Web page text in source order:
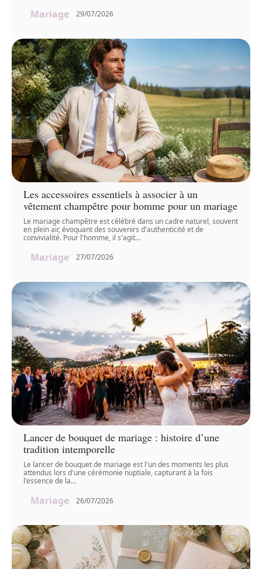
Mariage 29/07/2026
Les accessoires essentiels à associer à un
vêtement champêtre pour homme pour un mariage
Le mariage champêtre est célébré dans un cadre naturel, souvent
en plein air, évoquant des souvenirs d'authenticité et de
convivialité. Pour l'homme, il s'agit…
Mariage 27/07/2026
Lancer de bouquet de mariage : histoire d’une
tradition intemporelle
Le lancer de bouquet de mariage est l'un des moments les plus
attendus lors d'une cérémonie nuptiale, capturant à la fois
l'essence de la…
Mariage 26/07/2026